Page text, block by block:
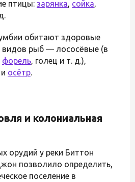
птицы: зарянка, сойка,
обитают здоровые
видов рыб — лососёвые (в
форель, голец и т. д.),
осётр.
и колониальная
орудий у реки Биттон
позволило определить,
поселение в